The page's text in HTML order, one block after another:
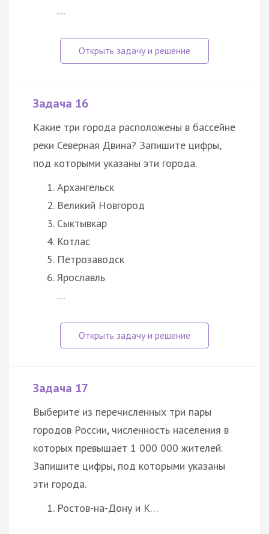
…
Задача 16
Какие три города расположены в бассейне
реки Северная Двина? Запишите цифры,
под которыми указаны эти города.
Архангельск
Великий Новгород
Сыктывкар
Котлас
Петрозаводск
Ярославль
…
Задача 17
Выберите из перечисленных три пары
городов России, численность населения в
которых превышает 1 000 000 жителей.
Запишите цифры, под которыми указаны
эти города.
Ростов-на-Дону и К…